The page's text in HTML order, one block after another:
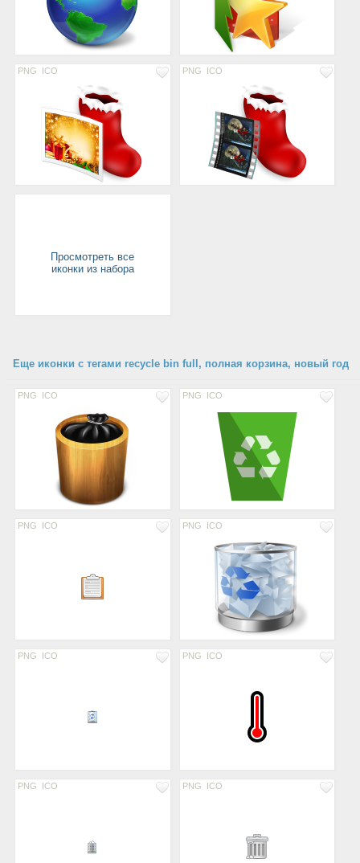
PNG ICO PNG ICO
Просмотреть все
иконки из набора
Еще иконки с тегами recycle bin full, полная корзина, новый год
PNG ICO PNG ICO
PNG ICO PNG ICO
PNG ICO PNG ICO
PNG ICO PNG ICO